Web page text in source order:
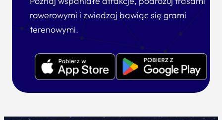
rowerowymi i zwiedzaj bawiąc się grami
terenowymi.